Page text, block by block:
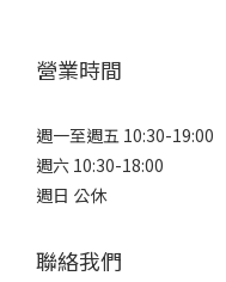
營業時間
週一至週五 10:30-19:00
週六 10:30-18:00
週日 公休
聯絡我們